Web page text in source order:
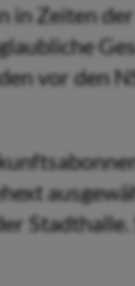
in Zeiten
vor den
Stadthalle.